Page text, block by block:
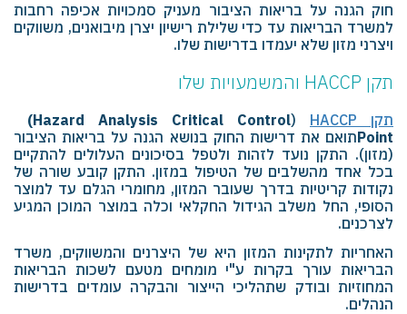
חוק הגנה על בריאות הציבור מעניק סמכויות אכיפה רחבות
למשרד הבריאות עד כדי שלילת רישיון יצרן מיבואנים, משווקים
ויצרני מזון שלא יעמדו בדרישות שלו.
תקן HACCP והמשמעויות שלו
תקן HACCP
(
(Hazard Analysis Critical Control
Pointתואם את דרישות החוק בנושא הגנה על בריאות הציבור
(מזון). התקן נועד לזהות ולטפל בסיכונים העלולים להתקיים
בכל אחד מהשלבים של הטיפול במזון. התקן קובע שורה של
נקודות קריטיות בדרך שעובר המזון, מחומרי הגלם עד למוצר
הסופי, החל משלב הגידול החקלאי וכלה במוצר המוכן המגיע
לצרכנים.
האחריות לתקינות המזון היא של היצרנים והמשווקים, משרד
הבריאות עורך בקרות ע"י מומחים מטעם לשכות הבריאות
המחוזיות ובודק שתהליכי הייצור והבקרה עומדים בדרישות
הנהלים.